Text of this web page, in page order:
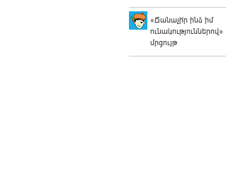
«Ճանաչի՛ր ինձ իմ
ունակություններով»
մրցույթ